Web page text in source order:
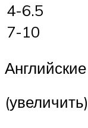
4-6.5
7-10
(увеличить)